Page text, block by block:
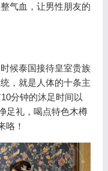
气血，让男性朋友的
候泰国接待皇室贵族
，就是人体的十条主
分钟的沐足时间以
足礼，喝点特色木樽
咯！